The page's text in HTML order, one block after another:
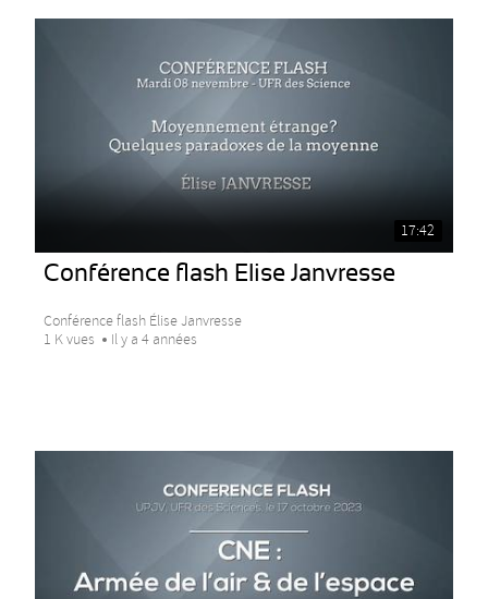
17:42
Conférence flash Elise Janvresse
Conférence flash Élise Janvresse
1 K vues
Il y a 4 années